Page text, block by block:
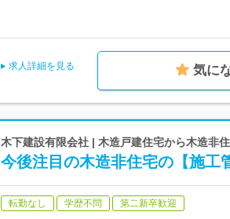
求人詳細を見る 気に
木下建設有限会社 | 木造戸建住宅から木造非
今後注目の木造非住宅の【施工
転勤なし 学歴不問 第二新卒歓迎